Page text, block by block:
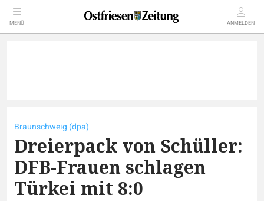
MENÜ ANMELDEN
Braunschweig (dpa)
Dreierpack von Schüller:
DFB-Frauen schlagen
Türkei mit 8:0